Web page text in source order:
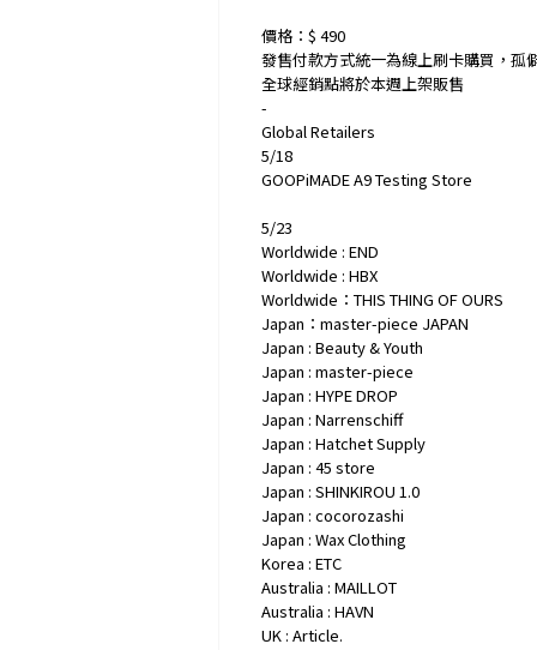
價格：$ 490
發售付款方式統一為線上刷卡購買，孤
全球經銷點將於本週上架販售
-
Global Retailers
5/18
GOOPiMADE A9 Testing Store
5/23
Worldwide : END
Worldwide : HBX
Worldwide：THIS THING OF OURS
Japan：master-piece JAPAN
Japan : Beauty & Youth
Japan : master-piece
Japan : HYPE DROP
Japan : Narrenschiff
Japan : Hatchet Supply
Japan : 45 store
Japan : SHINKIROU 1.0
Japan : cocorozashi
Japan : Wax Clothing
Korea : ETC
Australia : MAILLOT
Australia : HAVN
UK : Article.